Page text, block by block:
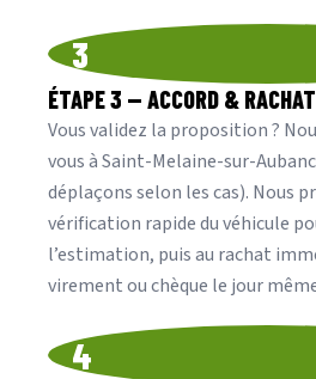
3
ÉTAPE 3 — ACCORD & RACHAT
Vous validez la proposition ?
vous à Saint-Melaine-sur-
déplaçons selon les cas). Nous
vérification rapide du véhicule
l’estimation, puis au rachat
virement ou chèque le jour
4